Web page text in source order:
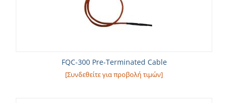
FQC-300 Pre-Terminated Cable
[Συνδεθείτε για προβολή τιμών]